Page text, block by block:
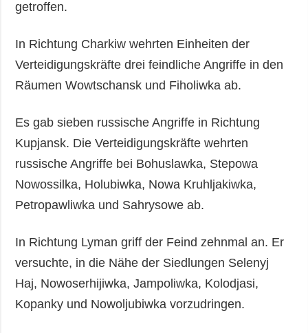
getroffen.
In Richtung Charkiw wehrten Einheiten der
Verteidigungskräfte drei feindliche Angriffe in den
Räumen Wowtschansk und Fiholiwka ab.
Es gab sieben russische Angriffe in Richtung
Kupjansk. Die Verteidigungskräfte wehrten
russische Angriffe bei Bohuslawka, Stepowa
Nowossilka, Holubiwka, Nowa Kruhljakiwka,
Petropawliwka und Sahrysowe ab.
In Richtung Lyman griff der Feind zehnmal an. Er
versuchte, in die Nähe der Siedlungen Selenyj
Haj, Nowoserhijiwka, Jampoliwka, Kolodjasi,
Kopanky und Nowoljubiwka vorzudringen.